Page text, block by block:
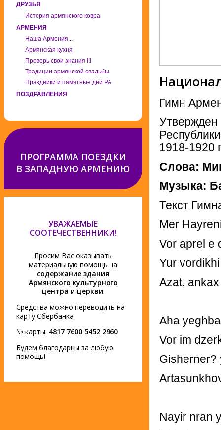
ДРУЗЬЯ
История армянского ковра
АРМЕНИЯ
Наша Армения...
Армянская кухня
Проверь свои знания !!!
Традиции армянской свадьбы
Праздники и памятные дни РА
ПОЗДРАВЛЕНИЯ
ПРОГРАММА ПОЕЗДКИ
В ЗАПАДНУЮ АРМЕНИЮ
УВАЖАЕМЫЕ
СООТЕЧЕСТВЕННИКИ!
Просим Вас оказывать
материальную помощь на
содержание здания
Армянского культурного
центра и церкви.
Средства можно переводить на
карту Сбербанка:
№ карты: 4817 7600 5452 2960
Будем благодарны за любую
помощь!
Гимн
Утвержден
1918-1920
Слова:
Музыка:
Текст
Mer
Vor aprel e
Yur
Azat,
Aha
Vor im
Gisherner?
Nayir nran